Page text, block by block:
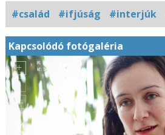
#család #ifjúság #interjúk
Kapcsolódó fotógaléria